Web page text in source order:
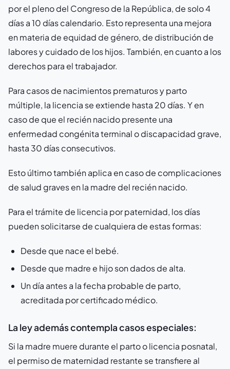
por el pleno del Congreso de la República, de solo 4
días a 10 días calendario. Esto representa una mejora
en materia de equidad de género, de distribución de
labores y cuidado de los hijos. También, en cuanto a los
derechos para el trabajador.
Para casos de nacimientos prematuros y parto
múltiple, la licencia se extiende hasta 20 días. Y en
caso de que el recién nacido presente una
enfermedad congénita terminal o discapacidad grave,
hasta 30 días consecutivos.
Esto último también aplica en caso de complicaciones
de salud graves en la madre del recién nacido.
Para el trámite de licencia por paternidad, los días
pueden solicitarse de cualquiera de estas formas:
Desde que nace el bebé.
Desde que madre e hijo son dados de alta.
Un día antes a la fecha probable de parto,
acreditada por certificado médico.
La ley además contempla casos especiales:
Si la madre muere durante el parto o licencia posnatal,
el permiso de maternidad restante se transfiere al